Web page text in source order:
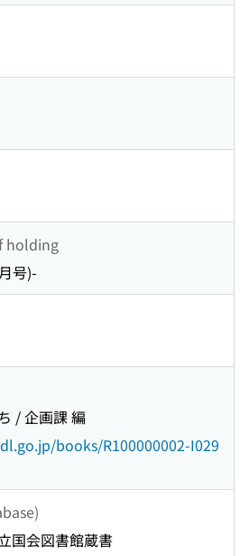
holding
号)-
/ 企画課 編
books/R100000002-I029
国会図書館蔵書